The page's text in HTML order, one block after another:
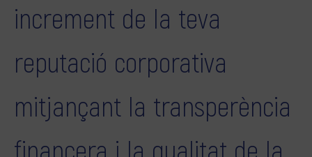
increment de la teva
reputació corporativa
mitjançant la transperència